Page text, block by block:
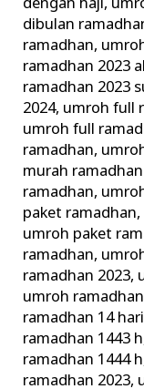
dibulan
ramadhan,
ramadhan 2023
ramadhan 2023
2024, umroh full
umroh full
ramadhan,
murah
ramadhan,
paket ramadhan,
umroh paket
ramadhan,
ramadhan 2023,
umroh ramadhan
ramadhan 14 hari
ramadhan 1443 h
ramadhan 1444 h
ramadhan 2023,